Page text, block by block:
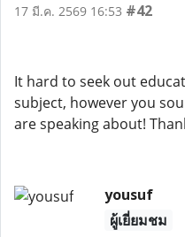
17 มี.ค. 2569 16:53 #42
It hard to seek out
subject, however you
are speaking about!
yousuf
ผู้เยี่ยมชม